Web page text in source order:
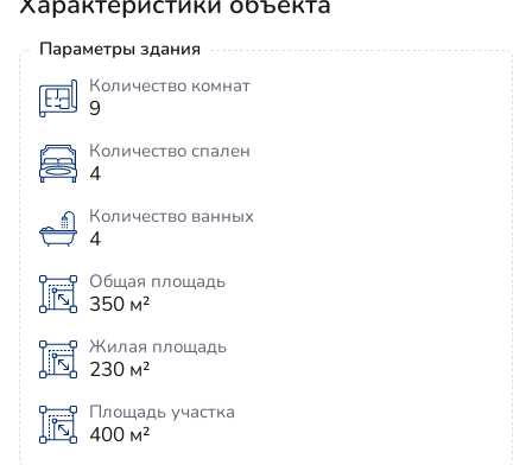
Параметры здания
Количество комнат
9
Количество спален
4
Количество ванных
4
Общая площадь
350 м²
Жилая площадь
230 м²
Площадь участка
400 м²